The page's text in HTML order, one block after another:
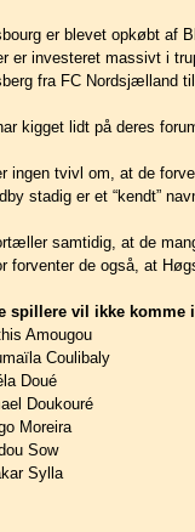
er blevet opkøbt af
er investeret massivt i
fra FC Nordsjælland
kigget lidt på deres
ingen tvivl om, at de
stadig er et “kendt”
samtidig, at de
forventer de også, at
spillere vil ikke komme
Amougou
Coulibaly
Doué
Doukouré
Moreira
Sow
Sylla